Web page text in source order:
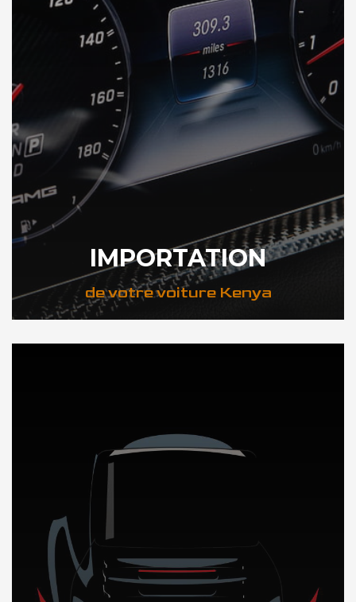
IMPORTATION
de votre voiture Kenya
DÉCOUVREZ NOTRE IMPORTATION AUTO au Kenya